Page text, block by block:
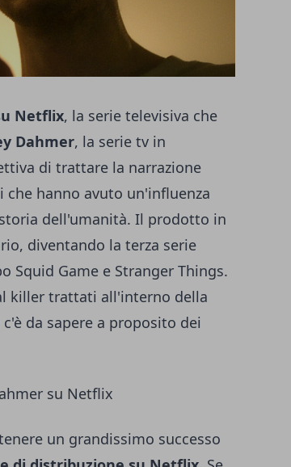
Netflix, la serie televisiva che
Dahmer, la serie tv in
di trattare la narrazione
hanno avuto un'influenza
dell'umanità. Il prodotto in
diventando la terza serie
Squid Game e Stranger Things.
killer trattati all'interno della
da sapere a proposito dei
su Netflix
un grandissimo successo